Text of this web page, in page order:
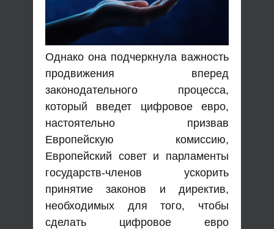
Однако она подчеркнула важность
продвижения вперед
законодательного процесса,
который введет цифровое евро,
настоятельно призвав
Европейскую комиссию,
Европейский совет и парламенты
государств-членов ускорить
принятие законов и директив,
необходимых для того, чтобы
сделать цифровое евро